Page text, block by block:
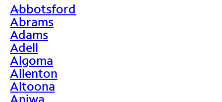
>
Abbotsford
Abrams
Adams
Adell
Algoma
Allenton
Altoona
Aniwa